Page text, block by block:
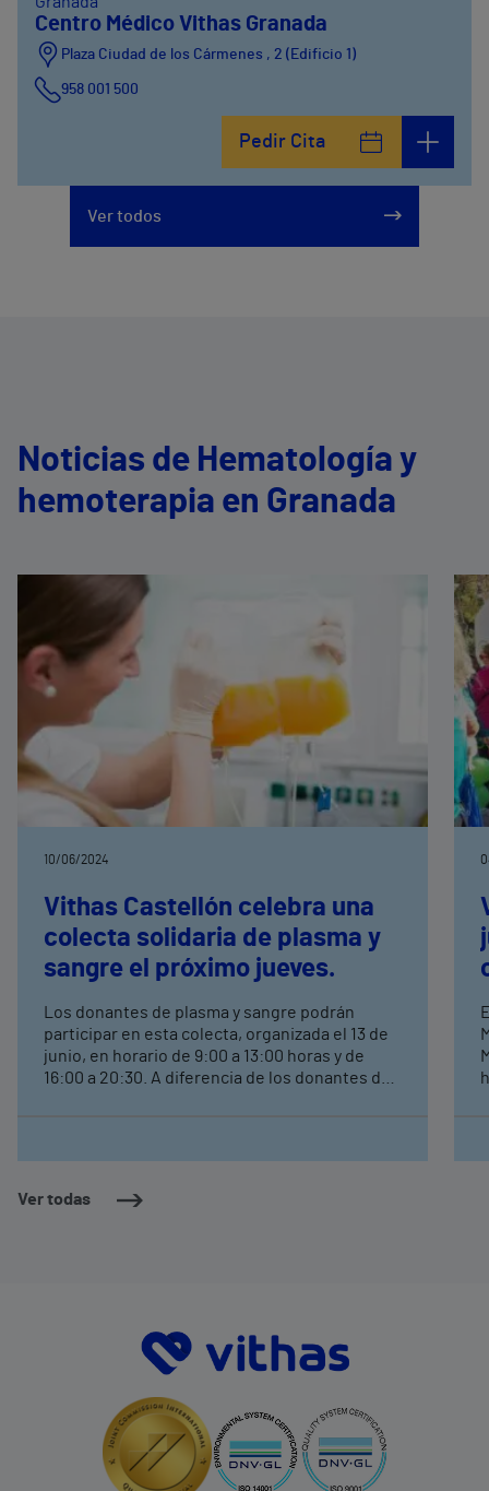
Centro Médico Vithas Granada
Plaza Ciudad de los Cármenes , 2 (Edificio 1)
958 001 500
Pedir Cita
Ver todos
Noticias de Hematología y
hemoterapia en Granada
Ver todas
10/06/2024
Vithas Castellón celebra una
colecta solidaria de plasma y
sangre el próximo jueves.
Los donantes de plasma y sangre podrán
participar en esta colecta, organizada el 13 de
junio, en horario de 9:00 a 13:00 horas y de
16:00 a 20:30. A diferencia de los donantes de
especialistas recomiendan que las personas
buena vía de acceso venoso, y que el día de